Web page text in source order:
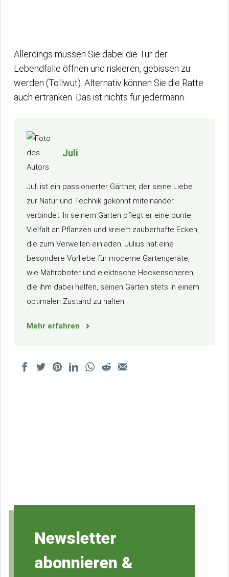
Allerdings müssen Sie dabei die Tür der
Lebendfalle öffnen und riskieren, gebissen zu
werden (Tollwut). Alternativ können Sie die Ratte
auch ertränken. Das ist nichts für jedermann.
Juli
Juli ist ein passionierter Gärtner, der seine Liebe
zur Natur und Technik gekonnt miteinander
verbindet. In seinem Garten pflegt er eine bunte
Vielfalt an Pflanzen und kreiert zauberhafte Ecken,
die zum Verweilen einladen. Julius hat eine
besondere Vorliebe für moderne Gartengeräte,
wie Mähroboter und elektrische Heckenscheren,
die ihm dabei helfen, seinen Garten stets in einem
optimalen Zustand zu halten.
Mehr erfahren
Newsletter
abonnieren &